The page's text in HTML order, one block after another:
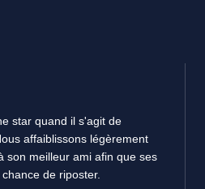
star quand il s'agit de
affaiblissons légèrement
son meilleur ami afin que ses
de riposter.